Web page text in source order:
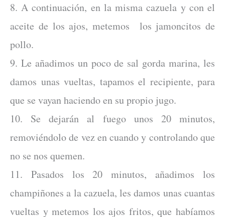
8. A continuación, en la misma cazuela y con el
aceite de los ajos, metemos los jamoncitos de
pollo.
9. Le añadimos un poco de sal gorda marina, les
damos unas vueltas, tapamos el recipiente, para
que se vayan haciendo en su propio jugo.
10. Se dejarán al fuego unos 20 minutos,
removiéndolo de vez en cuando y controlando que
no se nos quemen.
11. Pasados los 20 minutos, añadimos los
champiñones a la cazuela, les damos unas cuantas
vueltas y metemos los ajos fritos, que habíamos